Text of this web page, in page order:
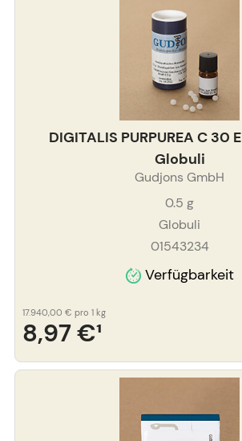
DIGITALIS PURPUREA C 30
Globuli
Gudjons GmbH
0.5 g
Globuli
01543234
Verfügbarkeit
8,97 €¹
17.940,00 € pro 1 kg